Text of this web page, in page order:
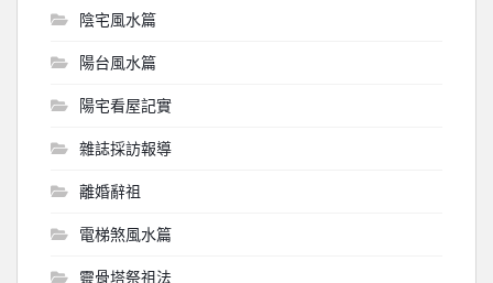
陰宅風水篇
陽台風水篇
陽宅看屋記實
雜誌採訪報導
離婚辭祖
電梯煞風水篇
靈骨塔祭祖法